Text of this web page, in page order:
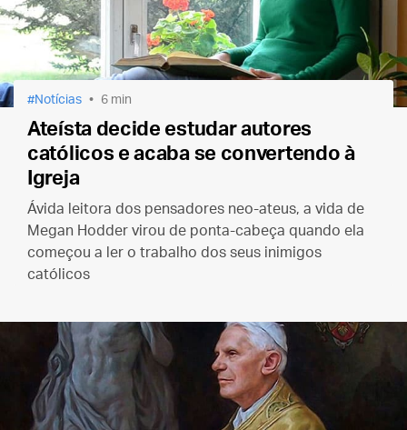
Notícias 6 min
Ateísta decide estudar autores
católicos e acaba se convertendo à
Igreja
Ávida leitora dos pensadores neo-ateus, a vida de
Megan Hodder virou de ponta-cabeça quando ela
começou a ler o trabalho dos seus inimigos
católicos